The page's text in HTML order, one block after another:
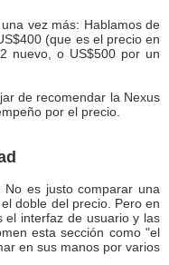
vez más: Hablamos de
(que es el precio en
nuevo, o US$500 por un
de recomendar la Nexus
por el precio.
es justo comparar una
doble del precio. Pero en
el interfaz de usuario y las
esta sección como "el
en sus manos por varios